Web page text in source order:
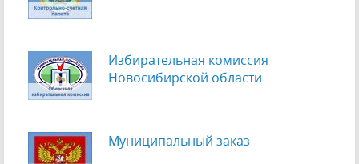
Избирательная комиссия
Новосибирской области
Муниципальный заказ